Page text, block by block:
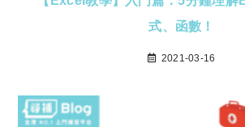
式、函數！
2021-03-16